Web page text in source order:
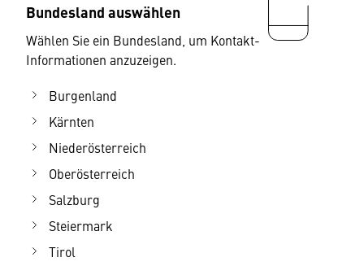
Bundesland auswählen
Wählen Sie ein Bundesland, um Kontakt-
Informationen anzuzeigen.
Burgenland
Kärnten
Niederösterreich
Oberösterreich
Salzburg
Steiermark
Tirol